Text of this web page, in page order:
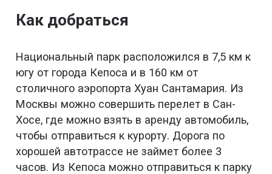
Как добраться
Национальный парк расположился в 7,5 км к
югу от города Кепоса и в 160 км от
столичного аэропорта Хуан Сантамария. Из
Москвы можно совершить перелет в Сан-
Хосе, где можно взять в аренду автомобиль,
чтобы отправиться к курорту. Дорога по
хорошей автотрассе не займет более 3
часов. Из Кепоса можно отправиться к парку